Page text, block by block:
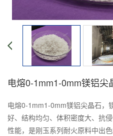
电熔0-1mm1-0mm镁铝尖
电熔0-1mm1-0mm镁铝尖晶石，
好、结构均匀、体积密度大、抗
性能，是刚玉系列耐火原料中出色